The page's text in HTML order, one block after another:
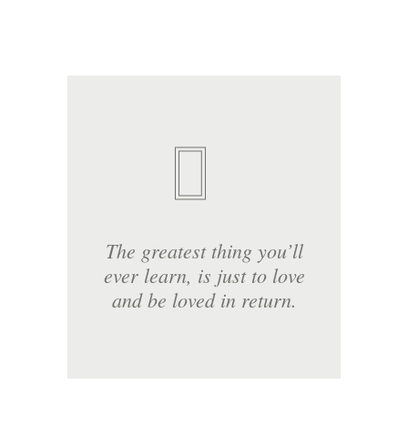
The greatest thing you’ll
ever learn, is just to love
and be loved in return.